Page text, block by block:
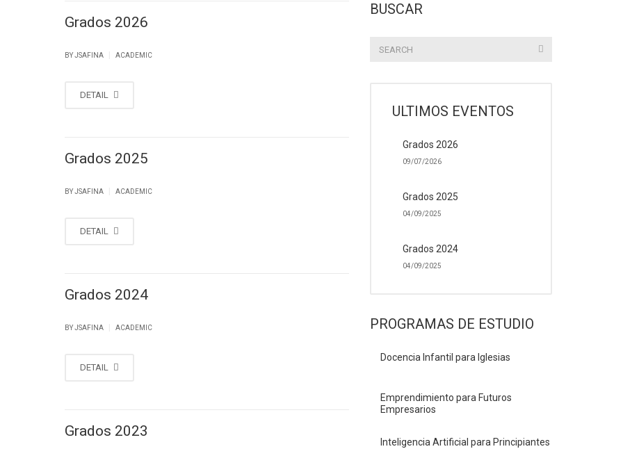
Grados 2026
BYJSAFINA ACADEMIC
DETAIL
Grados 2025
BYJSAFINA ACADEMIC
DETAIL
Grados 2024
BYJSAFINA ACADEMIC
DETAIL
Grados 2023
BUSCAR
ULTIMOS EVENTOS
Grados 2026
09/07/2026
Grados 2025
04/09/2025
Grados 2024
04/09/2025
PROGRAMAS DE ESTUDIO
Docencia Infantil para Iglesias
Emprendimiento para Futuros
Empresarios
Inteligencia Artificial para Principiantes